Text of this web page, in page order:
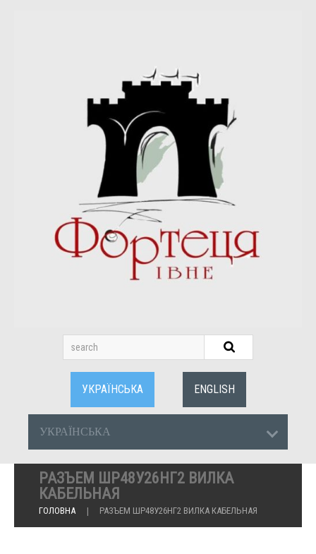
УКРАЇНСЬКА ENGLISH
УКРАЇНСЬКА
РАЗЪЕМ ШР48У26НГ2 ВИЛКА
КАБЕЛЬНАЯ
ГОЛОВНА РАЗЪЕМ ШР48У26НГ2 ВИЛКА КАБЕЛЬНАЯ